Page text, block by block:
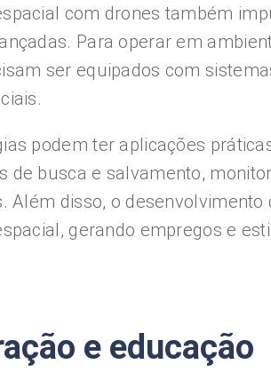
com drones também
Para operar em
ser equipados com
podem ter aplicações
de busca e salvamento,
Além disso, o
gerando empregos e
e educação